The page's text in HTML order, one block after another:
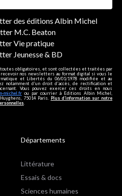
des éditions Albin Michel
M.C. Beaton
Vie pratique
Jeunesse & BD
toutes obligatoires, et sont collectées et traitées par
nos newsletters au format digital si vous le
et Libertés du 06/01/1978 modifiée et au
notamment d'un droit d'accès, de rectification et
Vous pouvez exercer ces droits en nous
michel.fr ou par courrier à Editions Albin Michel,
75014 Paris. Plus d’information sur notre
Départements
Littérature
Essais & docs
Sciences humaines